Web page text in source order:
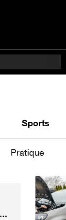
Sports
Pratique